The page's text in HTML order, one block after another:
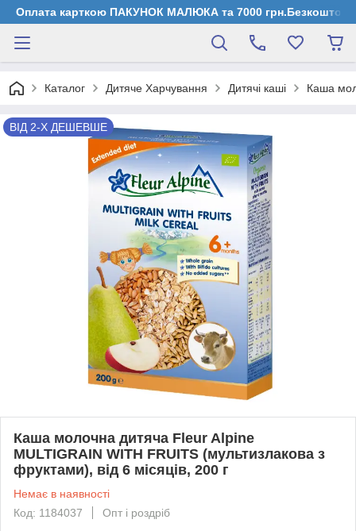
Оплата карткою ПАКУНОК МАЛЮКА та 7000 грн.Безкоштовна
Каталог Дитяче Харчування Дитячі каші Каша
ВІД 2-Х ДЕШЕВШЕ
Каша молочна дитяча Fleur Alpine
MULTIGRAIN WITH FRUITS (мультизлакова з
фруктами), від 6 місяців, 200 г
Немає в наявності
Код: 1184037
Опт і роздріб